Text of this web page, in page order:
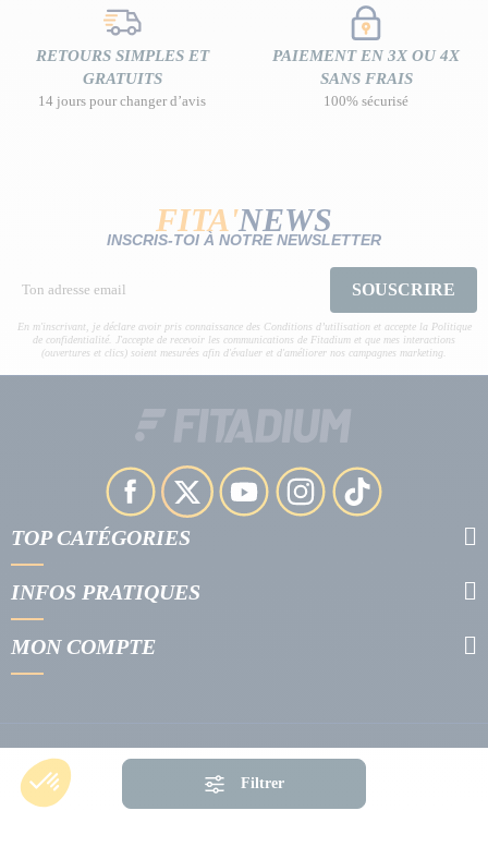
Filtrer
RETOURS SIMPLES ET
GRATUITS
14 jours pour changer d’avis
PAIEMENT EN 3X OU 4X
SANS FRAIS
100% sécurisé
FITA'NEWS
INSCRIS-TOI À NOTRE NEWSLETTER
SOUSCRIRE
En m'inscrivant, je déclare avoir pris connaissance des Conditions d’utilisation et accepte la Politique
de confidentialité. J'accepte de recevoir les communications de Fitadium et que mes interactions
(ouvertures et clics) soient mesurées afin d'évaluer et d'améliorer nos campagnes marketing.
TOP CATÉGORIES
INFOS PRATIQUES
MON COMPTE